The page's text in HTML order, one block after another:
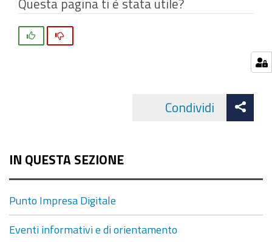
Questa pagina ti è stata utile?
Condividi
IN QUESTA SEZIONE
Punto Impresa Digitale
Eventi informativi e di orientamento